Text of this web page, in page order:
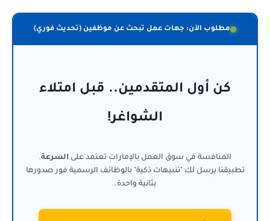
مطلوب الآن: جهات عمل تبحث عن موظفين (تحديث فوري)
كن أول المتقدمين.. قبل امتلاء
الشواغر!
المنافسة في سوق العمل بالإمارات تعتمد على السرعة.
تطبيقنا يرسل لك "تنبيهات ذكية" بالوظائف الرسمية فور صدورها
بثانية واحدة.